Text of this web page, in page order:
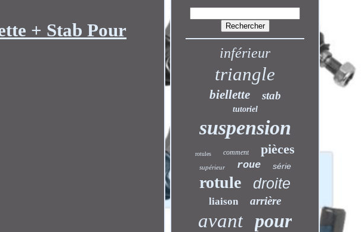
+ Stab Pour
inférieur
triangle
biellette stab
tutoriel
suspension
rotules comment pièces
supérieur roue série
rotule droite
liaison arrière
avant pour